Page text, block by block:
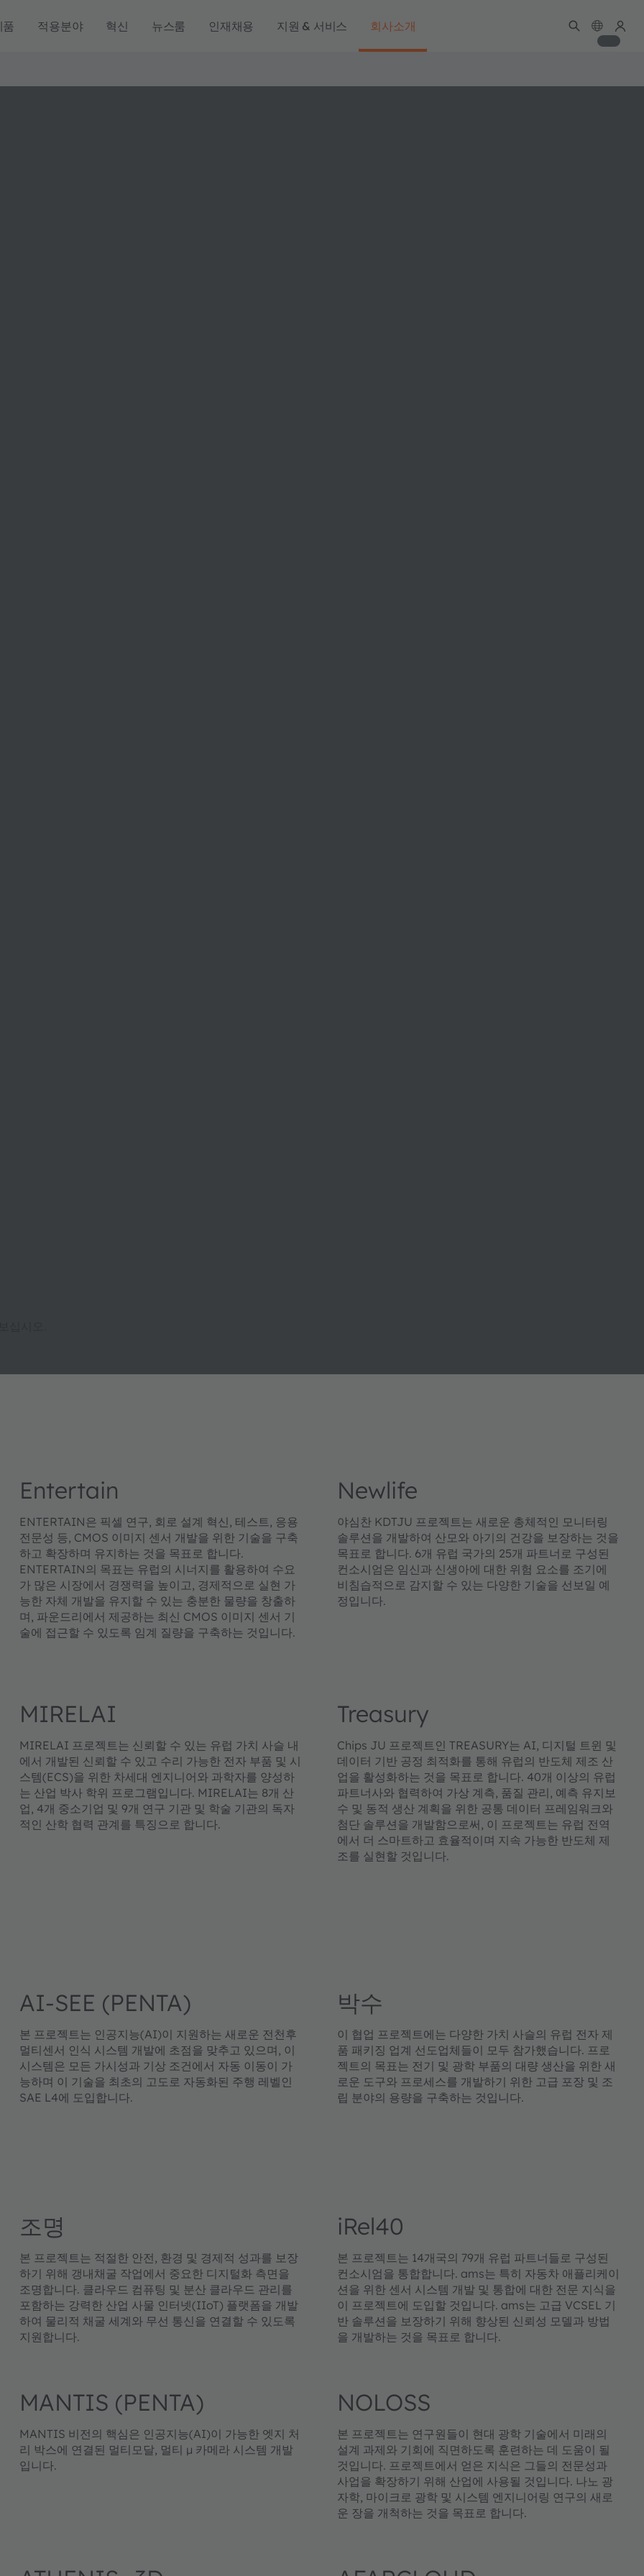
품 적용분야 혁신 뉴스룸 인재채용 지원 & 서비스 회사소개
Entertain
ENTERTAIN은 픽셀 연구, 회로 설계 혁신, 테스트, 응용
전문성 등, CMOS 이미지 센서 개발을 위한 기술을 구축
하고 확장하며 유지하는 것을 목표로 합니다.
ENTERTAIN의 목표는 유럽의 시너지를 활용하여 수요
가 많은 시장에서 경쟁력을 높이고, 경제적으로 실현 가
능한 자체 개발을 유지할 수 있는 충분한 물량을 창출하
며, 파운드리에서 제공하는 최신 CMOS 이미지 센서 기
술에 접근할 수 있도록 임계 질량을 구축하는 것입니다.
Newlife
야심찬 KDTJU 프로젝트는 새로운 총체적인 모니터링
솔루션을 개발하여 산모와 아기의 건강을 보장하는 것을
목표로 합니다. 6개 유럽 국가의 25개 파트너로 구성된
컨소시엄은 임신과 신생아에 대한 위험 요소를 조기에
비침습적으로 감지할 수 있는 다양한 기술을 선보일 예
정입니다.
MIRELAI
MIRELAI 프로젝트는 신뢰할 수 있는 유럽 가치 사슬 내
에서 개발된 신뢰할 수 있고 수리 가능한 전자 부품 및 시
스템(ECS)을 위한 차세대 엔지니어와 과학자를 양성하
는 산업 박사 학위 프로그램입니다. MIRELAI는 8개 산
업, 4개 중소기업 및 9개 연구 기관 및 학술 기관의 독자
적인 산학 협력 관계를 특징으로 합니다.
Treasury
Chips JU 프로젝트인 TREASURY는 AI, 디지털 트윈 및
데이터 기반 공정 최적화를 통해 유럽의 반도체 제조 산
업을 활성화하는 것을 목표로 합니다. 40개 이상의 유럽
파트너사와 협력하여 가상 계측, 품질 관리, 예측 유지보
수 및 동적 생산 계획을 위한 공통 데이터 프레임워크와
첨단 솔루션을 개발함으로써, 이 프로젝트는 유럽 전역
에서 더 스마트하고 효율적이며 지속 가능한 반도체 제
조를 실현할 것입니다.
AI-SEE (PENTA)
본 프로젝트는 인공지능(AI)이 지원하는 새로운 전천후
멀티센서 인식 시스템 개발에 초점을 맞추고 있으며, 이
시스템은 모든 가시성과 기상 조건에서 자동 이동이 가
능하며 이 기술을 최초의 고도로 자동화된 주행 레벨인
SAE L4에 도입합니다.
박수
이 협업 프로젝트에는 다양한 가치 사슬의 유럽 전자 제
품 패키징 업계 선도업체들이 모두 참가했습니다. 프로
젝트의 목표는 전기 및 광학 부품의 대량 생산을 위한 새
로운 도구와 프로세스를 개발하기 위한 고급 포장 및 조
립 분야의 용량을 구축하는 것입니다.
조명
본 프로젝트는 적절한 안전, 환경 및 경제적 성과를 보장
하기 위해 갱내채굴 작업에서 중요한 디지털화 측면을
조명합니다. 클라우드 컴퓨팅 및 분산 클라우드 관리를
포함하는 강력한 산업 사물 인터넷(IIoT) 플랫폼을 개발
하여 물리적 채굴 세계와 무선 통신을 연결할 수 있도록
지원합니다.
iRel40
본 프로젝트는 14개국의 79개 유럽 파트너들로 구성된
컨소시엄을 통합합니다. ams는 특히 자동차 애플리케이
션을 위한 센서 시스템 개발 및 통합에 대한 전문 지식을
이 프로젝트에 도입할 것입니다. ams는 고급 VCSEL 기
반 솔루션을 보장하기 위해 향상된 신뢰성 모델과 방법
을 개발하는 것을 목표로 합니다.
MANTIS (PENTA)
MANTIS 비전의 핵심은 인공지능(AI)이 가능한 엣지 처
리 박스에 연결된 멀티모달, 멀티 µ 카메라 시스템 개발
입니다.
NOLOSS
본 프로젝트는 연구원들이 현대 광학 기술에서 미래의
설계 과제와 기회에 직면하도록 훈련하는 데 도움이 될
것입니다. 프로젝트에서 얻은 지식은 그들의 전문성과
사업을 확장하기 위해 산업에 사용될 것입니다. 나노 광
자학, 마이크로 광학 및 시스템 엔지니어링 연구의 새로
운 장을 개척하는 것을 목표로 합니다.